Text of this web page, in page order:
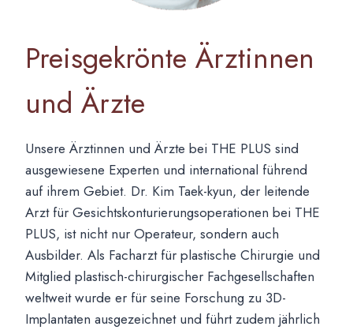
Preisgekrönte Ärztinnen
und Ärzte
Unsere Ärztinnen und Ärzte bei THE PLUS sind
ausgewiesene Experten und international führend
auf ihrem Gebiet. Dr. Kim Taek-kyun, der leitende
Arzt für Gesichtskonturierungsoperationen bei THE
PLUS, ist nicht nur Operateur, sondern auch
Ausbilder. Als Facharzt für plastische Chirurgie und
Mitglied plastisch-chirurgischer Fachgesellschaften
weltweit wurde er für seine Forschung zu 3D-
Implantaten ausgezeichnet und führt zudem jährlich